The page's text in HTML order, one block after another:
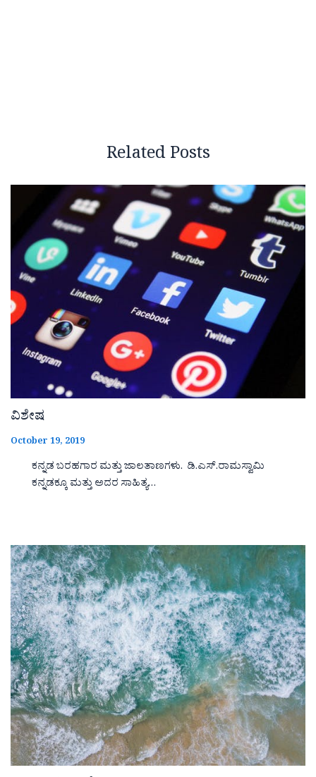
Related Posts
ವಿಶೇಷ
October 19, 2019
ಕನ್ನಡ ಬರಹಗಾರ ಮತ್ತು ಜಾಲತಾಣಗಳು. ಡಿ.ಎಸ್.ರಾಮಸ್ವಾಮಿ
ಕನ್ನಡಕ್ಕೂ ಮತ್ತು ಅದರ ಸಾಹಿತ್ಯ…